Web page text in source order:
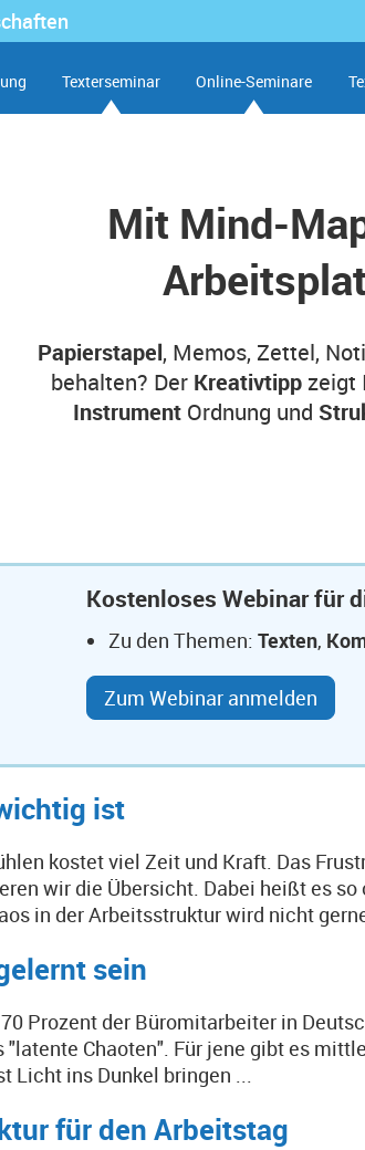
Texterseminar Online-Seminare
Mit Mind-
Papierstapel, Memos, Zettel,
behalten? Der Kreativtipp zeigt
Instrument Ordnung und
Kostenloses Webinar für
Zu den Themen: Texten,
Zum Webinar anmelden
ist
kostet viel Zeit und Kraft. Das
wir die Übersicht. Dabei heißt es
in der Arbeitsstruktur wird nicht
sein
Prozent der Büromitarbeiter in
Chaoten". Für jene gibt es
Licht ins Dunkel bringen ...
für den Arbeitstag